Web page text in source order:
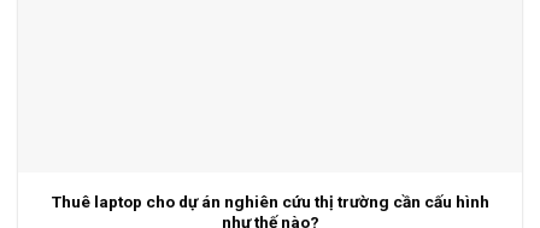
Thuê laptop cho dự án nghiên cứu thị trường cần cấu hình
như thế nào?